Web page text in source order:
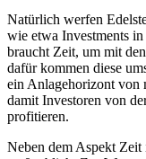
Natürlich werfen
wie etwa Investments
braucht Zeit, um mit
dafür kommen diese
ein Anlagehorizont von
damit Investoren von
profitieren.
Neben dem Aspekt Zeit